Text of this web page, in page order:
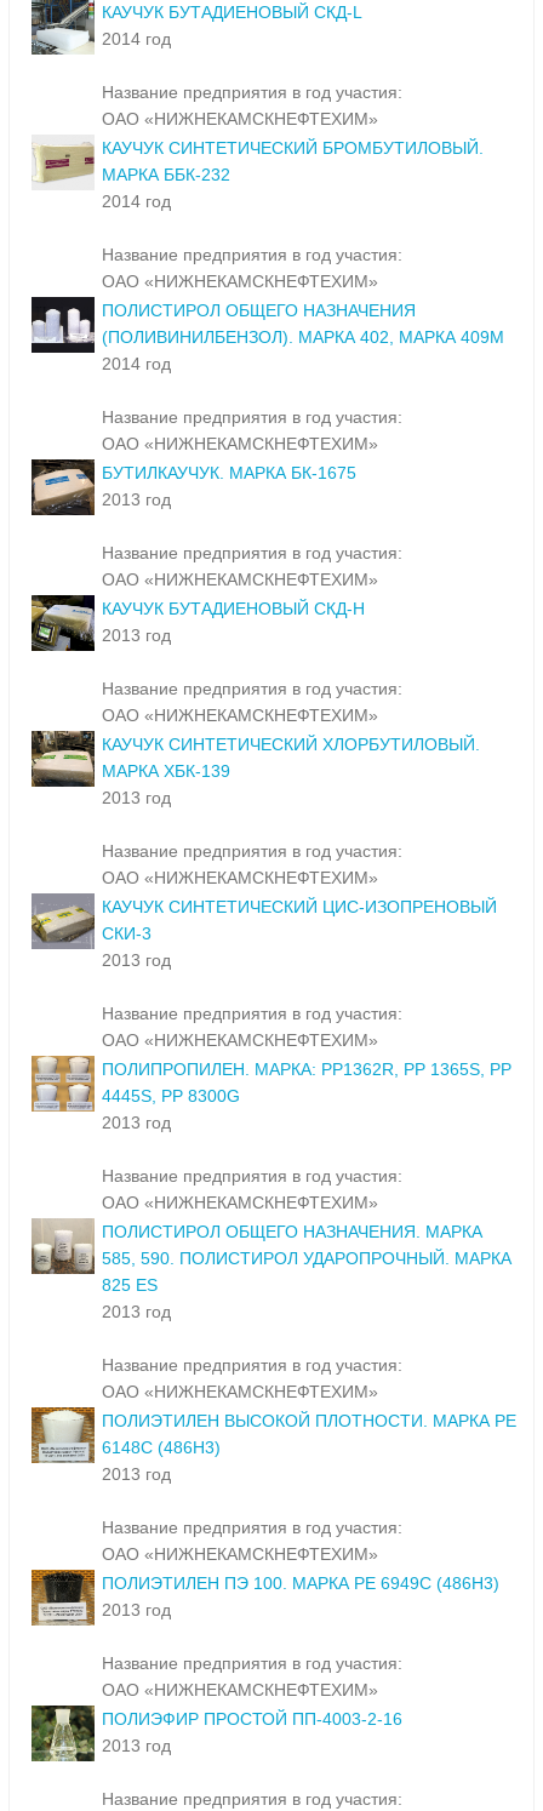
КАУЧУК БУТАДИЕНОВЫЙ СКД-L
2014 год
Название предприятия в год участия:
ОАО «НИЖНЕКАМСКНЕФТЕХИМ»
КАУЧУК СИНТЕТИЧЕСКИЙ БРОМБУТИЛОВЫЙ.
МАРКА ББК-232
2014 год
Название предприятия в год участия:
ОАО «НИЖНЕКАМСКНЕФТЕХИМ»
ПОЛИСТИРОЛ ОБЩЕГО НАЗНАЧЕНИЯ
(ПОЛИВИНИЛБЕНЗОЛ). МАРКА 402, МАРКА 409М
2014 год
Название предприятия в год участия:
ОАО «НИЖНЕКАМСКНЕФТЕХИМ»
БУТИЛКАУЧУК. МАРКА БК-1675
2013 год
Название предприятия в год участия:
ОАО «НИЖНЕКАМСКНЕФТЕХИМ»
КАУЧУК БУТАДИЕНОВЫЙ СКД-Н
2013 год
Название предприятия в год участия:
ОАО «НИЖНЕКАМСКНЕФТЕХИМ»
КАУЧУК СИНТЕТИЧЕСКИЙ ХЛОРБУТИЛОВЫЙ.
МАРКА ХБК-139
2013 год
Название предприятия в год участия:
ОАО «НИЖНЕКАМСКНЕФТЕХИМ»
КАУЧУК СИНТЕТИЧЕСКИЙ ЦИС-ИЗОПРЕНОВЫЙ
СКИ-3
2013 год
Название предприятия в год участия:
ОАО «НИЖНЕКАМСКНЕФТЕХИМ»
ПОЛИПРОПИЛЕН. МАРКА: РР1362R, РР 1365S, РР
4445S, РР 8300G
2013 год
Название предприятия в год участия:
ОАО «НИЖНЕКАМСКНЕФТЕХИМ»
ПОЛИСТИРОЛ ОБЩЕГО НАЗНАЧЕНИЯ. МАРКА
585, 590. ПОЛИСТИРОЛ УДАРОПРОЧНЫЙ. МАРКА
825 ES
2013 год
Название предприятия в год участия:
ОАО «НИЖНЕКАМСКНЕФТЕХИМ»
ПОЛИЭТИЛЕН ВЫСОКОЙ ПЛОТНОСТИ. МАРКА РЕ
6148С (486Н3)
2013 год
Название предприятия в год участия:
ОАО «НИЖНЕКАМСКНЕФТЕХИМ»
ПОЛИЭТИЛЕН ПЭ 100. МАРКА РЕ 6949С (486Н3)
2013 год
Название предприятия в год участия:
ОАО «НИЖНЕКАМСКНЕФТЕХИМ»
ПОЛИЭФИР ПРОСТОЙ ПП-4003-2-16
2013 год
Название предприятия в год участия: